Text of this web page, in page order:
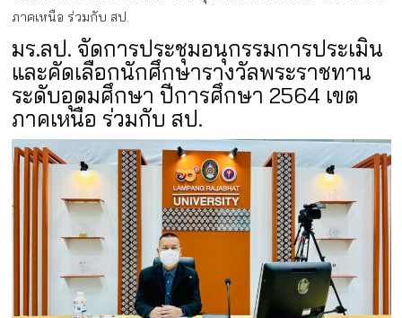
ภาคเหนือ ร่วมกับ สป.
มร.ลป. จัดการประชุมอนุกรรมการประเมิน
และคัดเลือกนักศึกษารางวัลพระราชทาน
ระดับอุดมศึกษา ปีการศึกษา 2564 เขต
ภาคเหนือ ร่วมกับ สป.